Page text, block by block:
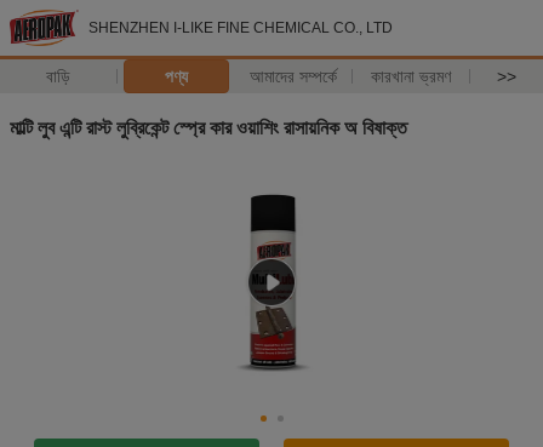
SHENZHEN I-LIKE FINE CHEMICAL CO., LTD
বাড়ি পণ্য আমাদের সম্পর্কে কারখানা ভ্রমণ >>
মাল্টি লুব এন্টি রাস্ট লুব্রিকেন্ট স্প্রে কার ওয়াশিং রাসায়নিক অ বিষাক্ত